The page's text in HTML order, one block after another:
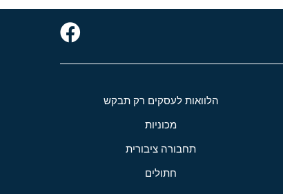
הלוואות לעסקים רק תבקש
מכוניות
תחבורה ציבורית
חתולים